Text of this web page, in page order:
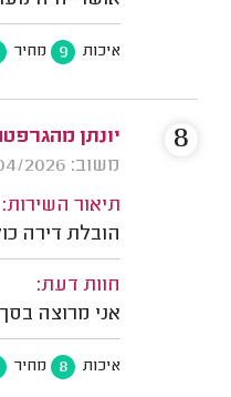
איכות 9 מחיר
יונתן
משוב: 20/04/2026
תיאור השירות:
הובלת דירה
חוות דעת:
אני מרוצה
איכות 8 מחיר
8